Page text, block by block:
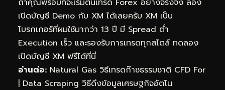
ถ้าคุณพร้อมที่จะเริ่มต้นเทรด Forex อย่างจริงจัง ลอง
เปิดบัญชี Demo กับ XM ได้เลยครับ XM เป็น
โบรกเกอร์ที่ผมใช้มากว่า 13 ปี มี Spread ต่ำ
Execution เร็ว และรองรับการเทรดทุกสไตล์ ทดลอง
เปิดบัญชี XM ฟรีได้ที่นี่
อ่านต่อ: Natural Gas วิธีเทรดก๊าซธรรมชาติ CFD For
Data Scraping วิธีดึงข้อมูลเศรษฐกิจอัตโน